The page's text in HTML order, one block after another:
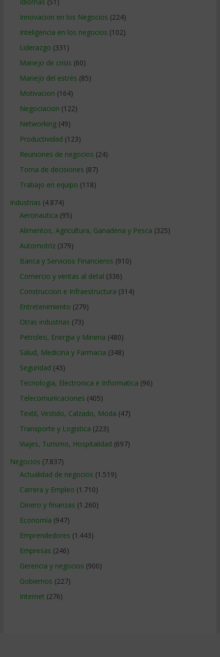
Innovacion en los Negocios (224)
Inteligencia en los negocios (102)
Liderazgo (331)
Manejo de crisis (60)
Manejo del estrés (85)
Motivacion (164)
Negociacion (122)
Networking(49)
Productividad (123)
Reuniones de negocios (24)
Toma de decisiones (87)
Trabajo en equipo (118)
Industrias (4.874)
Aeronautica (95)
Alimentos, Agricultura, Ganaderia y Pesca (325)
Automotriz(379)
Banca y Servicios Financieros (910)
Comercio y ventas al detal (336)
Construccion e Infraestructura (314)
Entretenimiento (279)
Otras industrias (73)
Petroleo, Energia y Mineria (480)
Salud, Medicina y Farmacia (348)
Seguridad (43)
Tecnologia, Electronica e Informatica (96)
Telecomunicaciones (405)
Textil, Vestido, Calzado, Moda (47)
Transporte y Logistica (223)
Viajes, Turismo, Hospitalidad (697)
Negocios (7.837)
Actualidad de negocios (1.519)
Carrera y Empleo (1.710)
Dinero y finanzas (1.260)
Economía (947)
Emprendedores (1.443)
Empresas (246)
Gerencia y negocios (900)
Gobiernos (227)
Internet (276)